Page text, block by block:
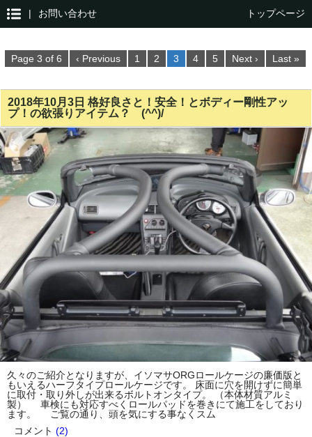
| お問い合わせ トップページ
Page 3 of 6 ‹ Previous 1 2 3 4 5 Next › Last »
2018年10月3日 格好良さと！安全！とボディー剛性アッ
プ！の欲張りアイテム？ (^^)/
久々のご紹介となりますが、イソマサORGロールケージの廉価版と
もいえるハーフタイプロールケージです。 床面に穴を開けずに簡単
に取付・取り外しが出来るボルトオンタイプ。 （本体材質アルミ
製） 車検にも対応すべくロールパッドを巻きにて施工をしており
ます。 ご覧の通り、頭を気にする事なくスム
コメント (2)